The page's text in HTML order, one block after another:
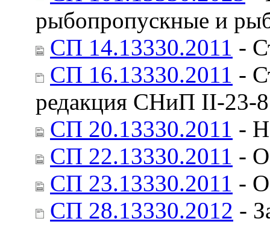
рыбопропускные и
СП 14.13330.2011 -
СП 16.13330.2011 -
редакция СНиП II-23-
СП 20.13330.2011 -
СП 22.13330.2011 -
СП 23.13330.2011 -
СП 28.13330.2012 -